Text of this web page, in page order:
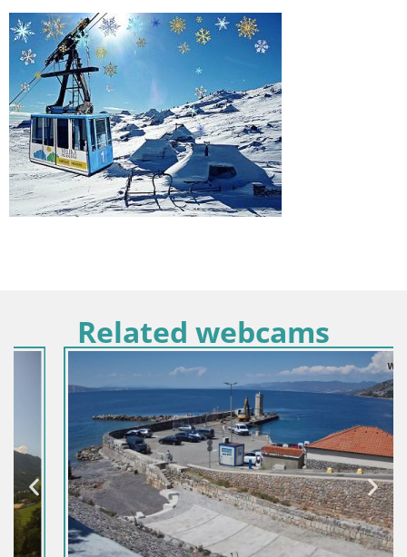
Related webcams